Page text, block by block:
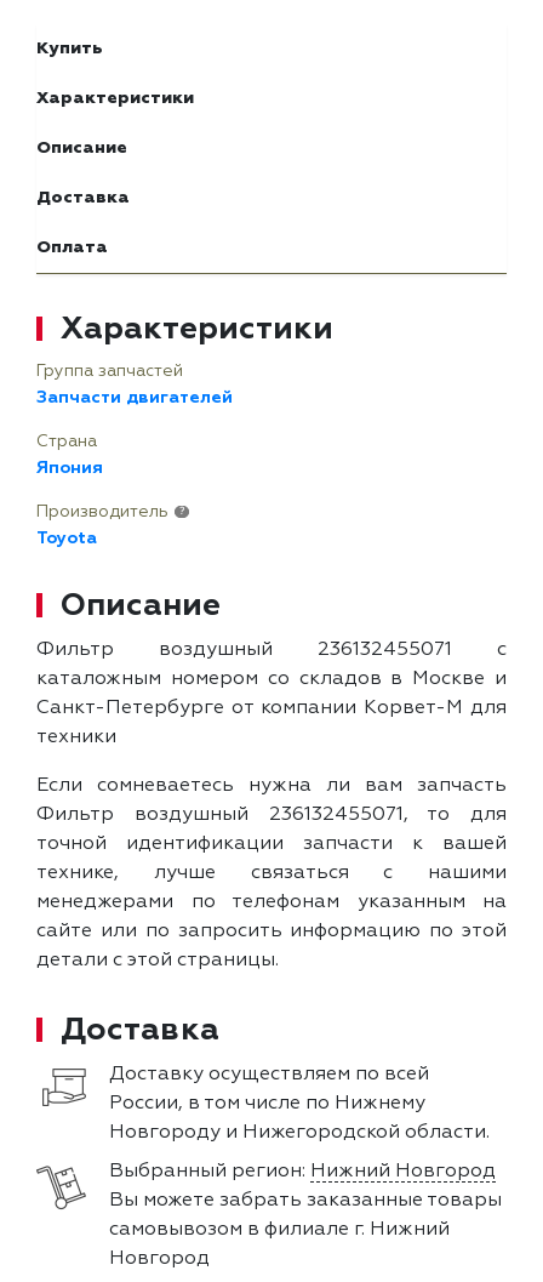
Купить
Характеристики
Описание
Доставка
Оплата
Характеристики
Группа запчастей
Запчасти двигателей
Страна
Япония
Производитель ?
Toyota
Описание
Фильтр воздушный 236132455071 с
каталожным номером со складов в Москве и
Санкт-Петербурге от компании Корвет-М для
техники
Если сомневаетесь нужна ли вам запчасть
Фильтр воздушный 236132455071, то для
точной идентификации запчасти к вашей
технике, лучше связаться с нашими
менеджерами по телефонам указанным на
сайте или по запросить информацию по этой
детали с этой страницы.
Доставка
Доставку осуществляем по всей
России, в том числе по Нижнему
Новгороду и Нижегородской области.
Выбранный регион: Нижний Новгород
Вы можете забрать заказанные товары
самовывозом в филиале г. Нижний
Новгород